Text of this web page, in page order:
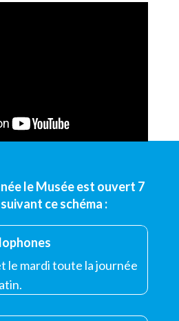
le Musée est ouvert 7
ce schéma :
le mardi toute la journée